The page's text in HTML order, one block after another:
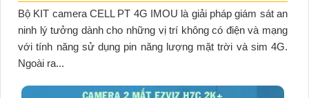
Bộ KIT camera CELL PT 4G IMOU là giải pháp giám sát an
ninh lý tưởng dành cho những vị trí không có điện và mạng
với tính năng sử dụng pin năng lượng mặt trời và sim 4G.
Ngoài ra...